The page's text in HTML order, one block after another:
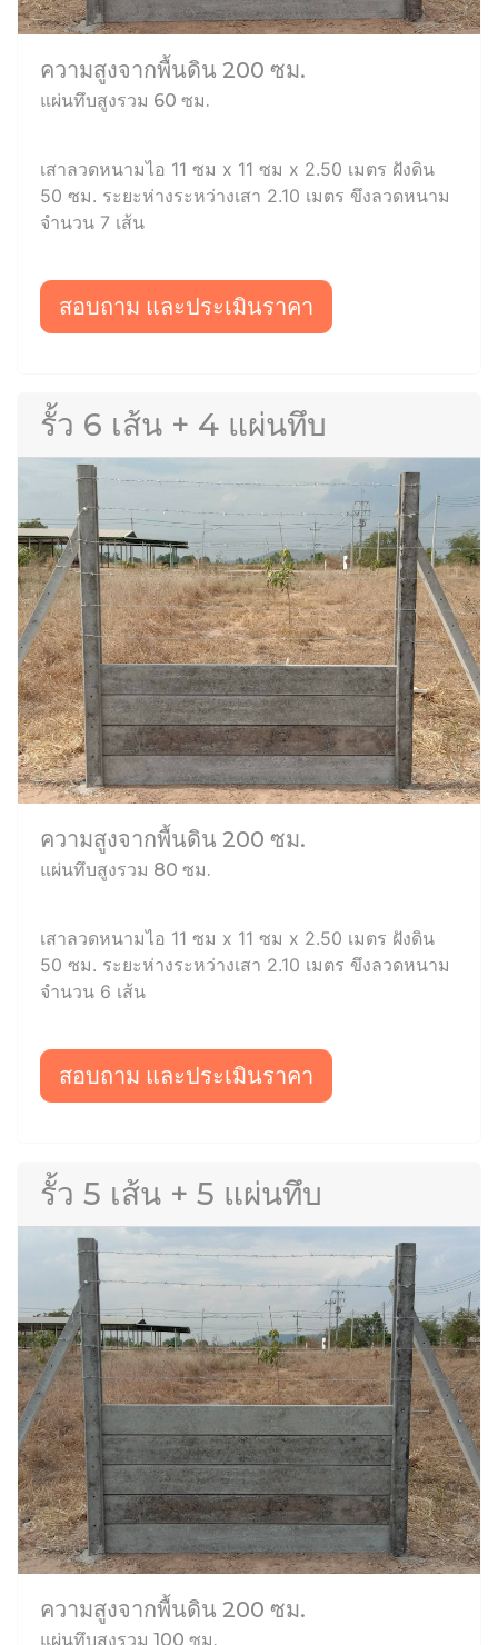
ความสูงจากพื้นดิน 200 ซม.
แผ่นทึบสูงรวม 60 ซม.
เสาลวดหนามไอ 11 ซม x 11 ซม x 2.50 เมตร ฝังดิน
50 ซม. ระยะห่างระหว่างเสา 2.10 เมตร ขึงลวดหนาม
จำนวน 7 เส้น
สอบถาม และประเมินราคา
รั้ว 6 เส้น + 4 แผ่นทึบ
ความสูงจากพื้นดิน 200 ซม.
แผ่นทึบสูงรวม 80 ซม.
เสาลวดหนามไอ 11 ซม x 11 ซม x 2.50 เมตร ฝังดิน
50 ซม. ระยะห่างระหว่างเสา 2.10 เมตร ขึงลวดหนาม
จำนวน 6 เส้น
สอบถาม และประเมินราคา
รั้ว 5 เส้น + 5 แผ่นทึบ
ความสูงจากพื้นดิน 200 ซม.
แผ่นทึบสูงรวม 100 ซม.